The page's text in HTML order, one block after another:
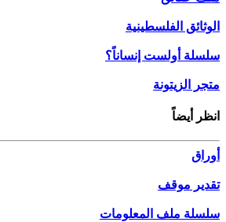
الوثائق الفلسطينية
سلسلة أولست إنساناً؟
متجر الزيتونة
انظر أيضاً
أوراق
تقدير موقف
سلسلة ملف المعلومات